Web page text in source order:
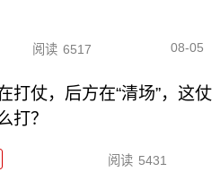
阅读 6517 08-05
打仗，后方在“清场”，这仗
打？
阅读 5431